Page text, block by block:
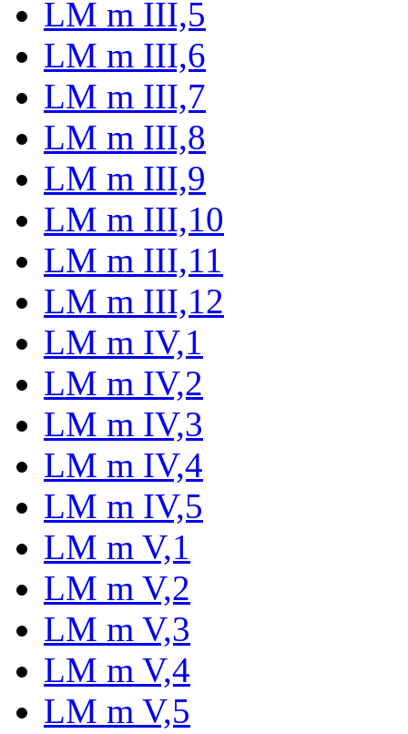
LM m III,5
LM m III,6
LM m III,7
LM m III,8
LM m III,9
LM m III,10
LM m III,11
LM m III,12
LM m IV,1
LM m IV,2
LM m IV,3
LM m IV,4
LM m IV,5
LM m V,1
LM m V,2
LM m V,3
LM m V,4
LM m V,5